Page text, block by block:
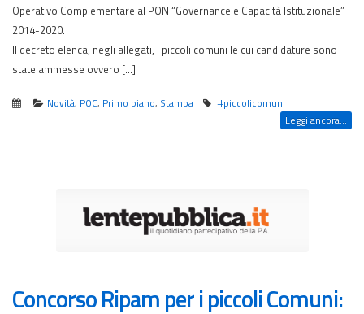
Operativo Complementare al PON “Governance e Capacità Istituzionale”
2014-2020.
Il decreto elenca, negli allegati, i piccoli comuni le cui candidature sono
state ammesse ovvero […]
Novità, POC, Primo piano, Stampa #piccolicomuni
Leggi ancora...
Concorso Ripam per i piccoli Comuni: